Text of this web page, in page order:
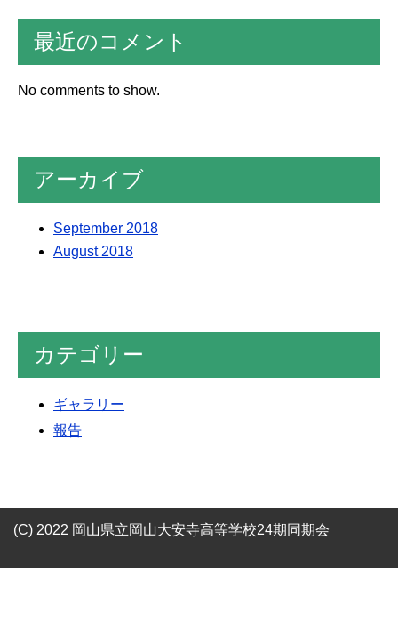
最近のコメント
No comments to show.
アーカイブ
September 2018
August 2018
カテゴリー
ギャラリー
報告
(C) 2022 岡山県立岡山大安寺高等学校24期同期会